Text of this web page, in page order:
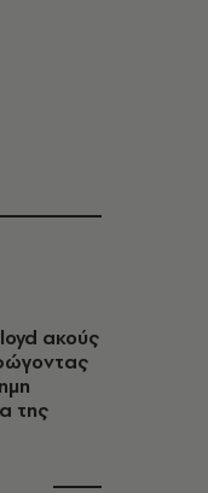
ακούς
της